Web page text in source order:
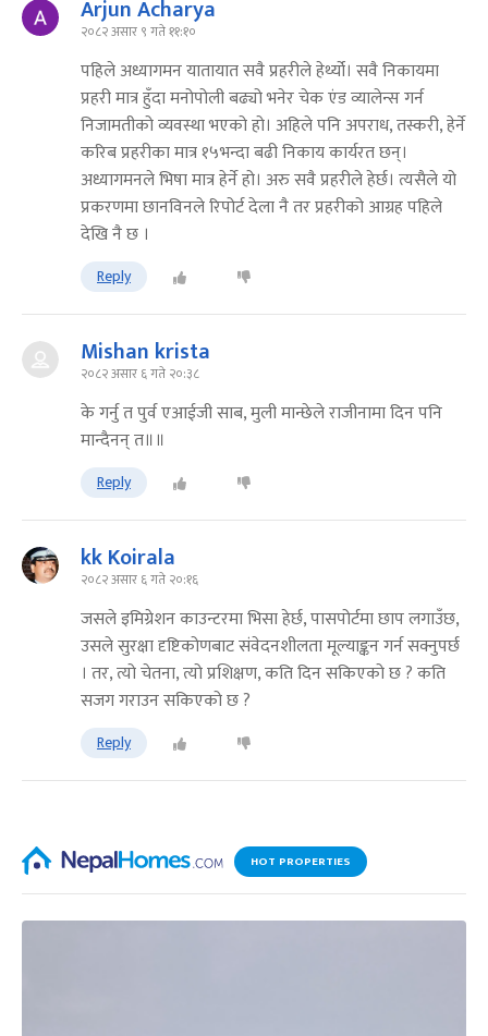
Arjun Acharya
२०८२ असार ९ गते ११:१०
पहिले अध्यागमन यातायात सवै प्रहरीले हेर्थ्यो। सवै निकायमा
प्रहरी मात्र हुँदा मनोपोली बढ्यो भनेर चेक एंड व्यालेन्स गर्न
निजामतीको व्यवस्था भएको हो। अहिले पनि अपराध, तस्करी, हेर्ने
करिब प्रहरीका मात्र १५भन्दा बढी निकाय कार्यरत छन्।
अध्यागमनले भिषा मात्र हेर्ने हो। अरु सवै प्रहरीले हेर्छ। त्यसैले यो
प्रकरणमा छानविनले रिपोर्ट देला नै तर प्रहरीको आग्रह पहिले
देखि नै छ ।
Reply
Mishan krista
२०८२ असार ६ गते २०:३८
के गर्नु त पुर्व एआईजी साब, मुली मान्छेले राजीनामा दिन पनि
मान्दैनन् त॥॥
Reply
kk Koirala
२०८२ असार ६ गते २०:१६
जसले इमिग्रेशन काउन्टरमा भिसा हेर्छ, पासपोर्टमा छाप लगाउँछ,
उसले सुरक्षा दृष्टिकोणबाट संवेदनशीलता मूल्याङ्कन गर्न सक्नुपर्छ
। तर, त्यो चेतना, त्यो प्रशिक्षण, कति दिन सकिएको छ ? कति
सजग गराउन सकिएको छ ?
Reply
HOT PROPERTIES